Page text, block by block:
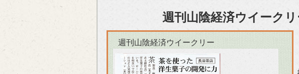
週刊山陰経済ウイーク
週刊山陰経済ウイークリー